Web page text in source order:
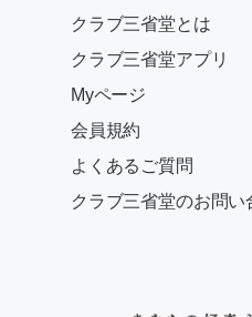
クラブ三省堂とは
クラブ三省堂アプリ
Myページ
会員規約
よくあるご質問
クラブ三省堂のお問い